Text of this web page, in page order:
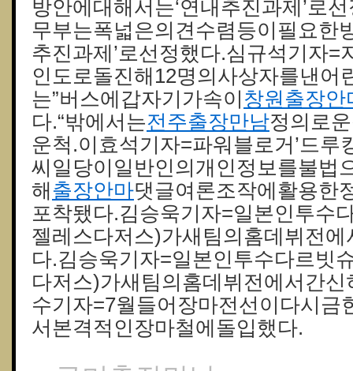
방안에대해서는‘연내추진과제’로
무부는폭넓은의견수렴등이필요한
추진과제’로선정했다.심규석기자=
인도로돌진해12명의사상자를낸어
는”버스에갑자기가속이 창원출장안
다.“밖에서는전주출장만남정의로
운척.이효석기자=파워블로거’드루
씨일당이일반인의개인정보를불법
해 출장안마댓글여론조작에활용한
포착됐다.김승욱기자=일본인투수
젤레스다저스)가새팀의홈데뷔전
다.김승욱기자=일본인투수다르빗
다저스)가새팀의홈데뷔전에서간
수기자=7월들어장마전선이다시금
서본격적인장마철에돌입했다.